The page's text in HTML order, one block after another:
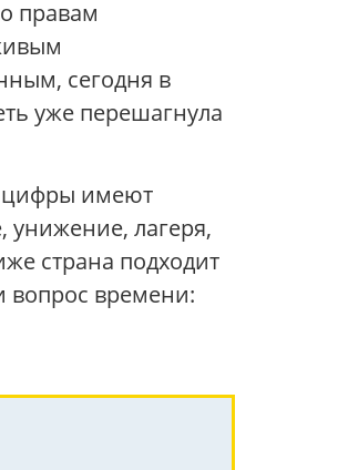
правам
сегодня в
уже перешагнула
цифры имеют
унижение, лагеря,
страна подходит
вопрос времени: